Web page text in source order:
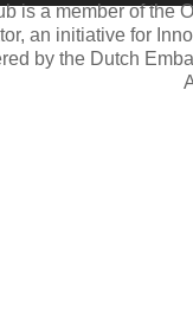
is a member of the
an initiative for
by the Dutch